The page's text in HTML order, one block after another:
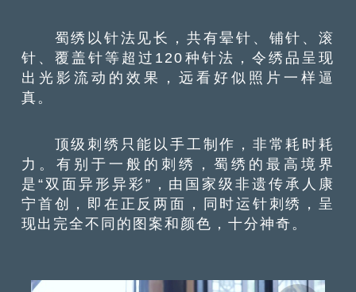
蜀绣以针法见长，共有晕针、铺针、滚
针、覆盖针等超过120种针法，令绣品呈现
出光影流动的效果，远看好似照片一样逼
真。
顶级刺绣只能以手工制作，非常耗时耗
力。有别于一般的刺绣，蜀绣的最高境界
是“双面异形异彩”，由国家级非遗传承人康
宁首创，即在正反两面，同时运针刺绣，呈
现出完全不同的图案和颜色，十分神奇。